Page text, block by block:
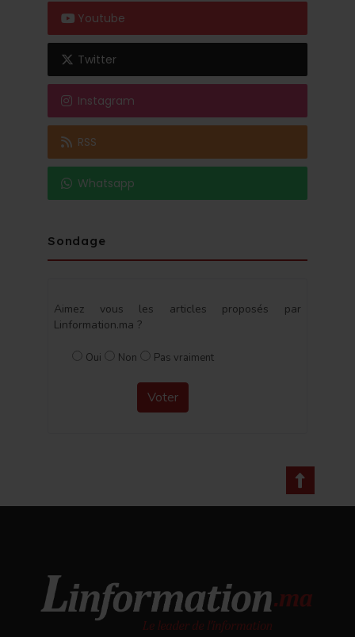
Youtube
Twitter
Instagram
RSS
Whatsapp
Sondage
Aimez vous les articles proposés par
Linformation.ma ?
Oui Non Pas vraiment
Voter